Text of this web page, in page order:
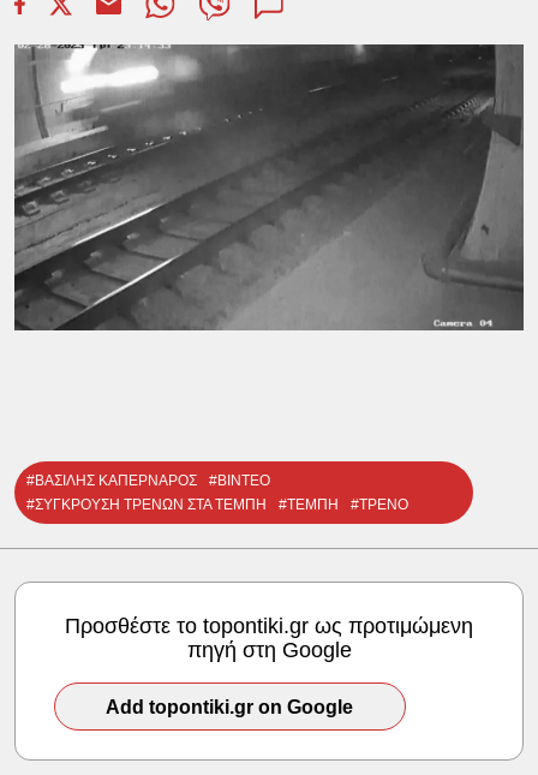
#ΒΑΣΙΛΗΣ ΚΑΠΕΡΝΑΡΟΣ
#ΒΙΝΤΕΟ
#ΣΥΓΚΡΟΥΣΗ ΤΡΕΝΩΝ ΣΤΑ ΤΕΜΠΗ
#ΤΕΜΠΗ #ΤΡΕΝΟ
Προσθέστε το topontiki.gr ως προτιμώμενη
πηγή στη Google
Add topontiki.gr on Google